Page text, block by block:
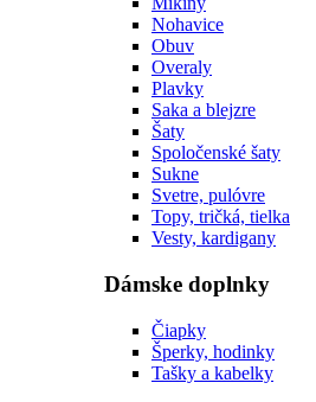
Nohavice
Obuv
Overaly
Plavky
Saka a blejzre
Šaty
Spoločenské šaty
Sukne
Svetre, pulóvre
Topy, tričká, tielka
Vesty, kardigany
Dámske doplnky
Čiapky
Šperky, hodinky
Tašky a kabelky